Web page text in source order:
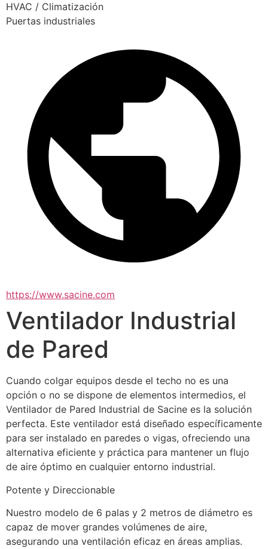
HVAC / Climatización
Puertas industriales
https://www.sacine.com
Ventilador Industrial
de Pared
Cuando colgar equipos desde el techo no es una
opción o no se dispone de elementos intermedios, el
Ventilador de Pared Industrial de Sacine es la solución
perfecta. Este ventilador está diseñado específicamente
para ser instalado en paredes o vigas, ofreciendo una
alternativa eficiente y práctica para mantener un flujo
de aire óptimo en cualquier entorno industrial.
Potente y Direccionable
Nuestro modelo de 6 palas y 2 metros de diámetro es
capaz de mover grandes volúmenes de aire,
asegurando una ventilación eficaz en áreas amplias.